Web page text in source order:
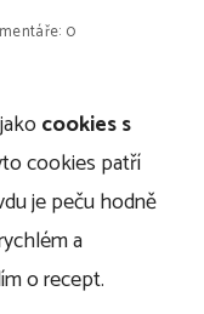
0
cookies s
cookies patří
je peču hodně
a
o recept.